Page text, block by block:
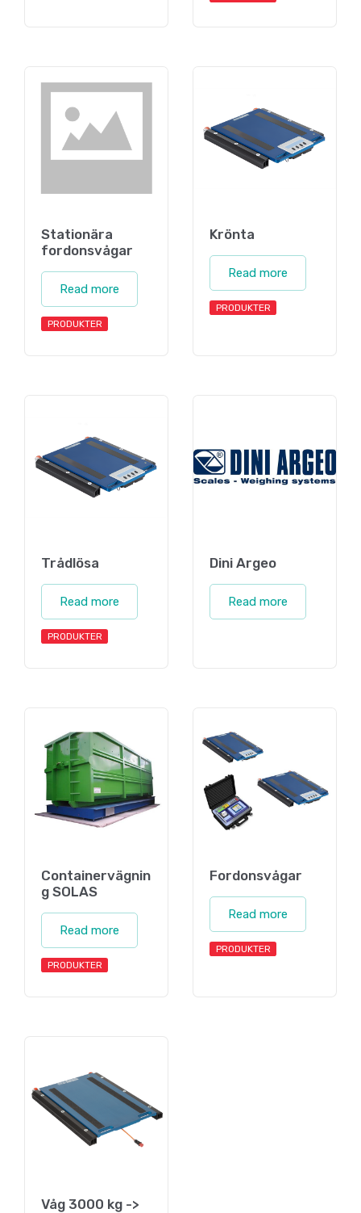
Stationära
fordonsvågar
Read more
PRODUKTER
Krönta
Read more
PRODUKTER
Trådlösa
Read more
PRODUKTER
Dini Argeo
Read more
Containervägnin
g SOLAS
Read more
PRODUKTER
Fordonsvågar
Read more
PRODUKTER
Våg 3000 kg ->